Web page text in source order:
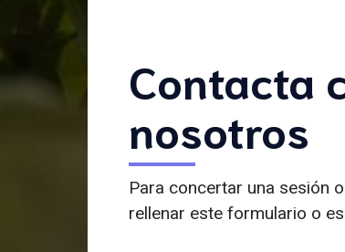
Contacta
nosotros
Para concertar una sesión
rellenar este formulario o